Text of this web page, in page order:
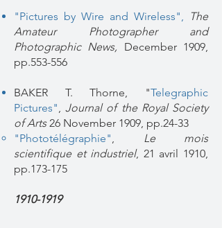
"Pictures by Wire and Wireless",
The
Amateur Photographer and
Photographic News, December 1909,
pp.553-556
BAKER T. Thorne, "Telegraphic
Pictures",Journal of the Royal Society
of Arts26 November 1909, pp.24-33
"Phototélégraphie",
Le mois
scientifique et industriel, 21 avril 1910,
pp.173-175​
1910-1919